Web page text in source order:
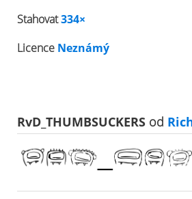
Stahovat334×
Licence Neznámý
RvD_THUMBSUCKERS od